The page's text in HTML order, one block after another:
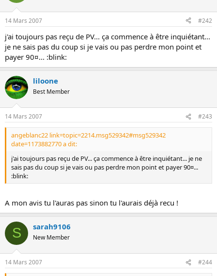
14 Mars 2007 #242
j'ai toujours pas reçu de PV... ça commence à être inquiétant...
je ne sais pas du coup si je vais ou pas perdre mon point et
payer 90¤... :blink:
liloone
Best Member
14 Mars 2007 #243
angeblanc22 link=topic=2214.msg529342#msg529342
date=1173882770 a dit:
j'ai toujours pas reçu de PV... ça commence à être inquiétant... je ne
sais pas du coup si je vais ou pas perdre mon point et payer 90¤...
:blink:
A mon avis tu l'auras pas sinon tu l'aurais déjà recu !
S sarah9106
New Member
14 Mars 2007 #244